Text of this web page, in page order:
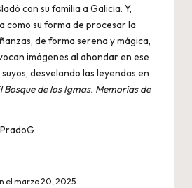
con su familia a Galicia. Y,
como su forma de procesar la
de forma serena y mágica,
imágenes al ahondar en ese
desvelando las leyendas en
Bosque de los Igmas. Memorias de
el marzo 20, 2025